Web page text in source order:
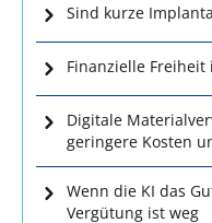
Sind kurze
Finanzielle Freiheit
Digitale
geringere Kosten
Wenn die KI das
Vergütung ist weg